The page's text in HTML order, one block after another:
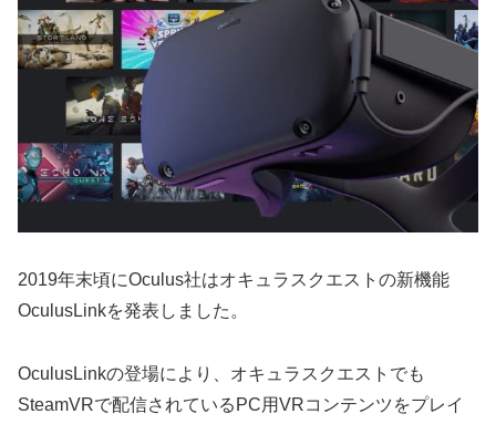
2019年末頃にOculus社はオキュラスクエストの新機能
OculusLinkを発表しました。
OculusLinkの登場により、オキュラスクエストでも
SteamVRで配信されているPC用VRコンテンツをプレイ